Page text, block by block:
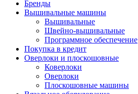
Бренды
Вышивальные машины
Вышивальные
Швейно-вышивальные
Программное обеспечение
Покупка в кредит
Оверлоки и плоскошовные
Коверлоки
Оверлоки
Плоскошовные машины